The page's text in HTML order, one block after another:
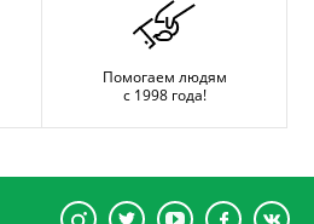
Помогаем людям
с 1998 года!